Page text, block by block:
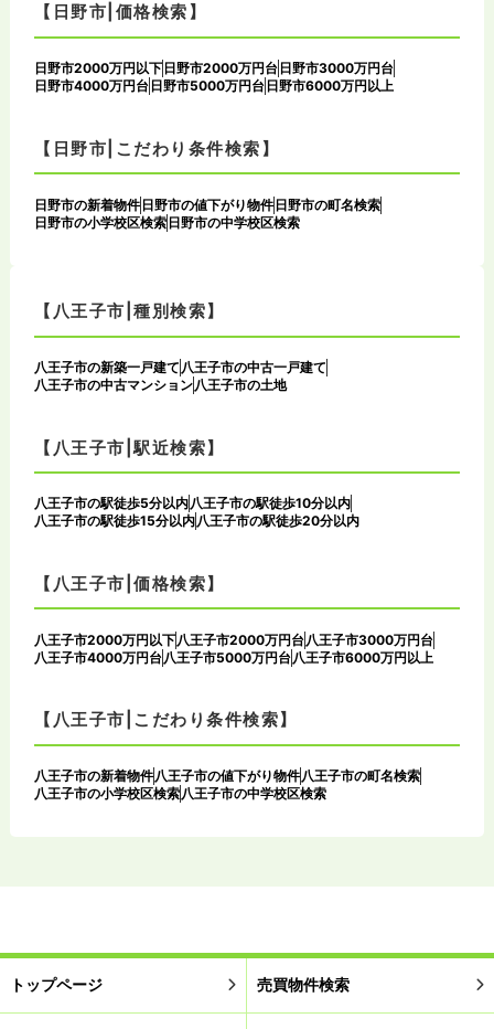
【日野市|価格検索】
日野市2000万円以下 日野市2000万円台 日野市3000万円台
日野市4000万円台 日野市5000万円台 日野市6000万円以上
【日野市|こだわり条件検索】
日野市の新着物件日野市の値下がり物件日野市の町名検索
日野市の小学校区検索日野市の中学校区検索
【八王子市|種別検索】
八王子市の新築一戸建て 八王子市の中古一戸建て
八王子市の中古マンション八王子市の土地
【八王子市|駅近検索】
八王子市の駅徒歩5分以内八王子市の駅徒歩10分以内
八王子市の駅徒歩15分以内八王子市の駅徒歩20分以内
【八王子市|価格検索】
八王子市2000万円以下 八王子市2000万円台 八王子市3000万円台
八王子市4000万円台 八王子市5000万円台 八王子市6000万円以上
【八王子市|こだわり条件検索】
八王子市の新着物件 八王子市の値下がり物件 八王子市の町名検索
八王子市の小学校区検索 八王子市の中学校区検索
トップページ 売買物件検索